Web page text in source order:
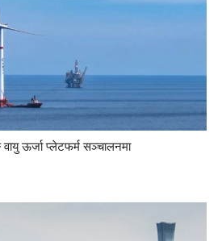
ऊर्जा प्लेटफर्म सञ्चालनमा